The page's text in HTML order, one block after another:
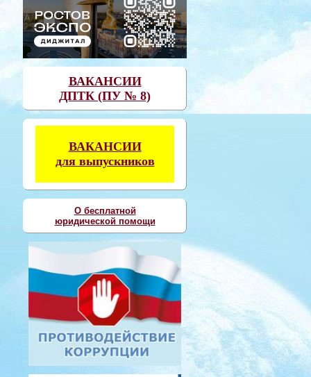
ВАКАНСИИ
ДПТК (ПУ № 8)
ВАКАНСИИ
для выпускников
О бесплатной
юридической помощи